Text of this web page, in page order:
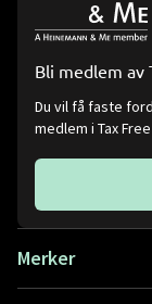
Bli medlem av
Du vil få faste
medlem i Tax
Merker